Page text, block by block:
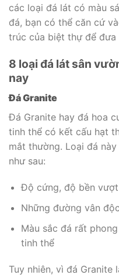
các loại đá lát có màu
đá, bạn có thể căn cứ
trúc của biệt thự để
8 loại đá lát sân
nay
Đá Granite
Đá Granite hay đá hoa
tinh thể có kết cấu hạt
mắt thường. Loại đá
như sau:
Độ cứng, độ bền
Những đường vân
Màu sắc đá rất
tinh thể
Tuy nhiên, vì đá Granite